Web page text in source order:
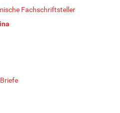
Fachschriftsteller